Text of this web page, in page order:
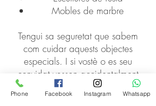
Mobles de marbre
Tengui sa seguretat que sabem
com cuidar aquests objectes
especials. I si vostè o es seu
convidat vessen accidentalment
una mica de vi negre en sa seva
benvolguda estora, simplement
Phone Facebook Instagram Whatsapp